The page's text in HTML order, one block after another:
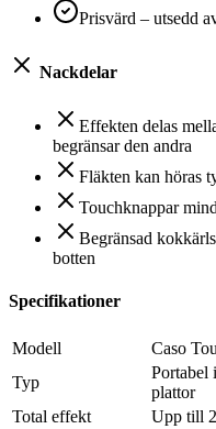
Prisvärd – utsedd
Nackdelar
Effekten delas
begränsar den andra
Fläkten kan höras
Touchknappar
Begränsad
botten
Specifikationer
Modell
Caso
Typ
Portabel
plattor
Total effekt
Upp till